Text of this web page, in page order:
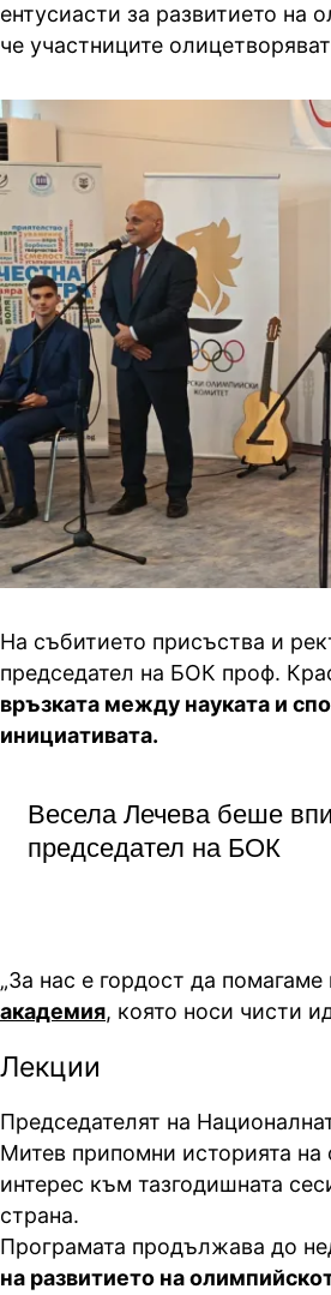
ентусиасти за развитието на
че участниците
На събитието присъства и
председател на БОК проф.
връзката между науката и
инициативата.
Весела Лечева беше
председател на БОК
„За нас е гордост да
академия, която носи чисти
Лекции
Председателят на
Митев припомни историята на
интерес към тазгодишната
страна.
Програмата продължава до
на развитието на